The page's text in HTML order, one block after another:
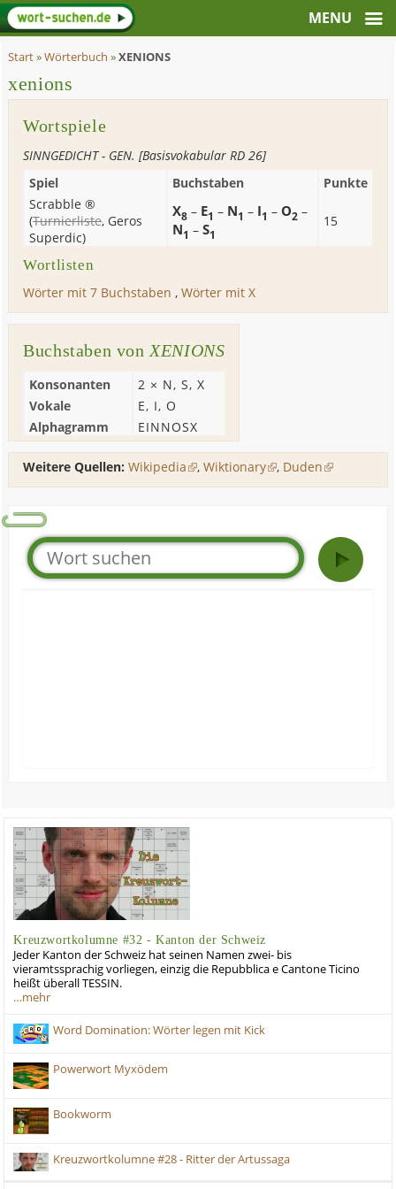
Start»Wörterbuch »XENIONS
xenions
Wortspiele
SINNGEDICHT - GEN. [Basisvokabular RD 26]
Spiel
Buchstaben
Punkte
Scrabble ®
(Turnierliste, Geros
Superdic)
X8 – E1 – N1 – I1 – O2 –
N1 –S1
15
Wortlisten
Wörter mit 7 Buchstaben ,Wörter mit X
Buchstaben von XENIONS
Konsonanten 2 × N,S,X
Vokale
E, I, O
Alphagramm
EINNOSX
Weitere Quellen: Wikipedia ,Wiktionary , Duden
Kreuzwortkolumne #32 - Kanton der Schweiz
Jeder Kanton der Schweiz hat seinen Namen zwei- bis
vieramtssprachig vorliegen, einzig die Repubblica e Cantone Ticino
heißt überall TESSIN.
…mehr
Word Domination: Wörter legen mit Kick
Powerwort Myxödem
Bookworm
Kreuzwortkolumne #28 - Ritter der Artussaga